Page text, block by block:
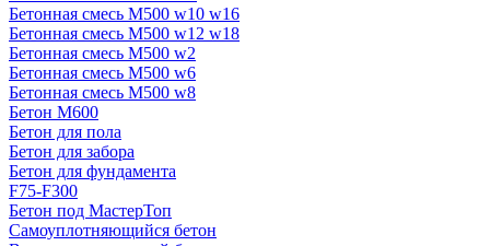
Бетонная смесь М500 w10 w16
Бетонная смесь М500 w12 w18
Бетонная смесь М500 w2
Бетонная смесь М500 w6
Бетонная смесь М500 w8
Бетон М600
Бетон для пола
Бетон для забора
Бетон для фундамента
F75-F300
Бетон под МастерТоп
Самоуплотняющийся бетон